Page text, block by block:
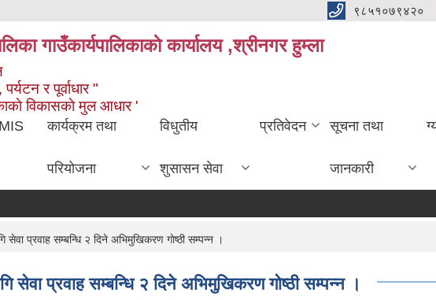
९८५१०७९४२०
गाउँकार्यपालिकाकाे कार्यालय ,श्रीनगर हुम्ला
र पूर्वाधार "
विकासकाे मुल आधार '
कार्यक्रम तथा
परियोजना
विधुतीय
शुसासन सेवा
प्रतिवेदन सूचना तथा
जानकारी
सेवा प्रवाह सम्बन्धि २ दिने अभिमुखिकरण गाेष्ठी सम्पन्न ।
सेवा प्रवाह सम्बन्धि २ दिने अभिमुखिकरण गाेष्ठी सम्पन्न ।